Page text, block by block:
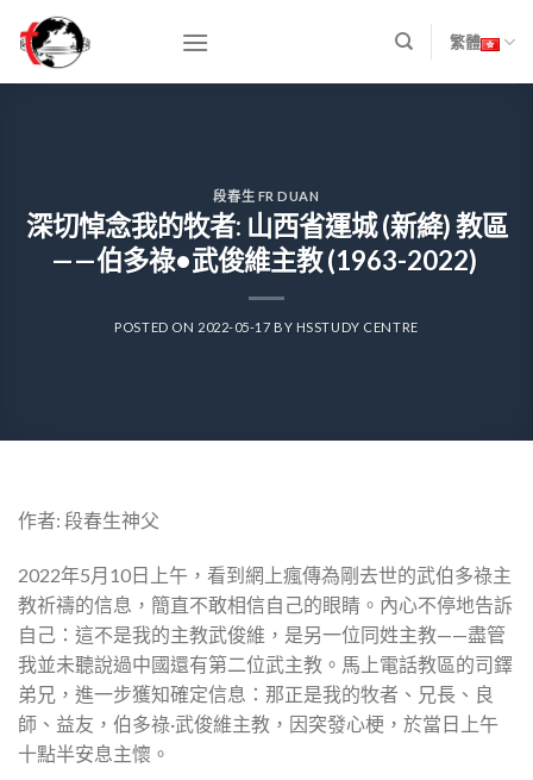
content
繁體
段春生 FR DUAN
深切悼念我的牧者: 山西省運城 (新絳) 教區
——伯多祿•武俊維主教 (1963-2022)
POSTED ON 2022-05-17 BY HSSTUDY CENTRE
作者: 段春生神父
2022年5月10日上午，看到網上瘋傳為剛去世的武伯多祿主
教祈禱的信息，簡直不敢相信自己的眼睛。內心不停地告訴
自己：這不是我的主教武俊維，是另一位同姓主教——盡管
我並未聽說過中國還有第二位武主教。馬上電話教區的司鐸
弟兄，進一步獲知確定信息：那正是我的牧者、兄長、良
師、益友，伯多祿·武俊維主教，因突發心梗，於當日上午
十點半安息主懷。